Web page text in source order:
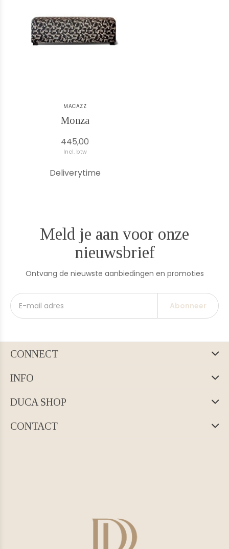
MACAZZ
Monza
445,00
Incl. btw
Deliverytime
Meld je aan voor onze
nieuwsbrief
Ontvang de nieuwste aanbiedingen en promoties
Abonneer
CONNECT
INFO
DUCA SHOP
CONTACT